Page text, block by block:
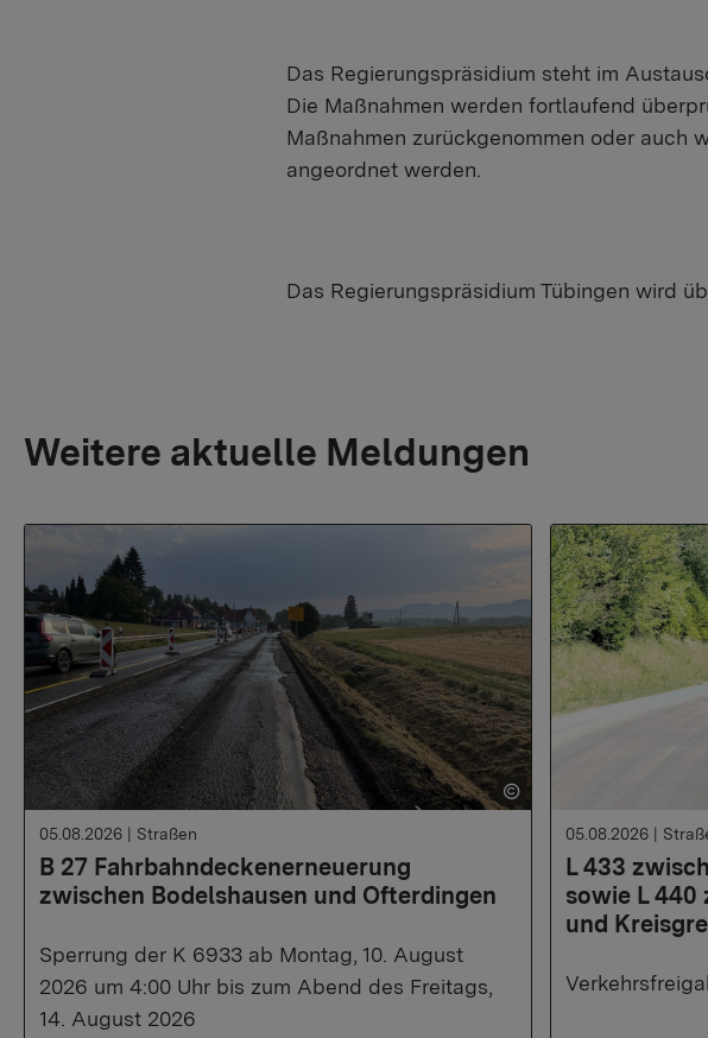
Das Regierungspräsidium steht im
Die Maßnahmen werden fortlaufend
Maßnahmen zurückgenommen oder auch
angeordnet werden.
Das Regierungspräsidium Tübingen wird
Weitere aktuelle Meldungen
B 27 Fahrbahndeckenerneuerung
zwischen Bodelshausen und Ofterdingen
05.08.2026 | Straßen
Sperrung der K 6933 ab Montag, 10. August
2026 um 4:00 Uhr bis zum Abend des Freitags,
14. August 2026
L 433
sowie L 440
und
05.08.2026 |